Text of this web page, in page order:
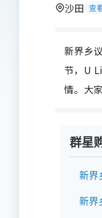
沙田 查
新界乡
节，U
情。大
群星
新界
新界